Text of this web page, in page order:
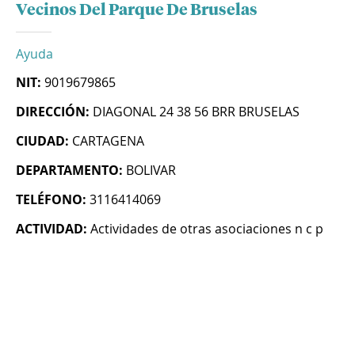
Vecinos Del Parque De Bruselas
Ayuda
NIT: 9019679865
DIRECCIÓN: DIAGONAL 24 38 56 BRR BRUSELAS
CIUDAD: CARTAGENA
DEPARTAMENTO: BOLIVAR
TELÉFONO: 3116414069
ACTIVIDAD: Actividades de otras asociaciones n c p